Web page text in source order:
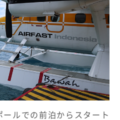
ルでの前泊からスタート